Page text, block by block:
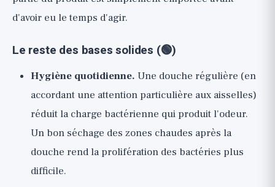
d'avoir eu le temps d'agir.
Le reste des bases solides (🟢)
Hygiène quotidienne. Une douche régulière (en
accordant une attention particulière aux aisselles)
réduit la charge bactérienne qui produit l'odeur.
Un bon séchage des zones chaudes après la
douche rend la prolifération des bactéries plus
difficile.